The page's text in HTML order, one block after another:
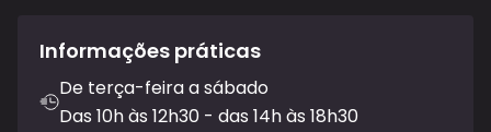
Informações práticas
De terça-feira a sábado
Das 10h às 12h30 - das 14h às 18h30